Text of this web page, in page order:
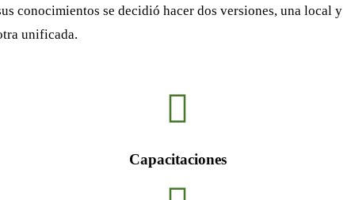
conocimientos se decidió hacer dos versiones, una local y
unificada.
Capacitaciones